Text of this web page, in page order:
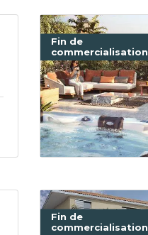
Fin de
commercialisation
Fin de
commercialisation